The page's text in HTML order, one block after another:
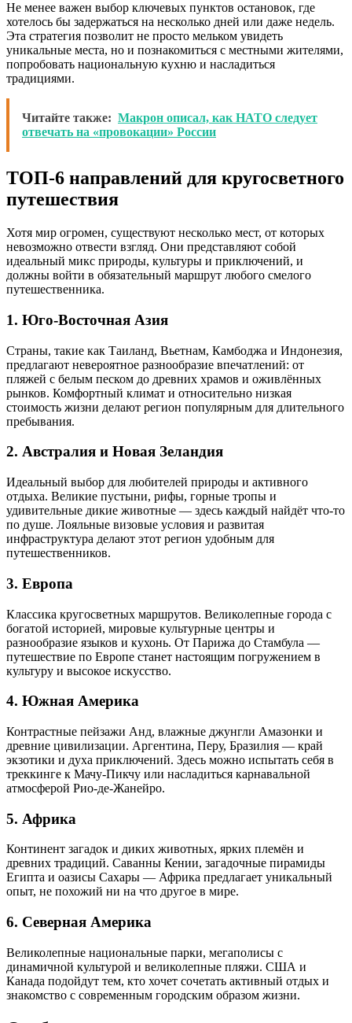
Не менее важен выбор ключевых пунктов остановок, где
хотелось бы задержаться на несколько дней или даже недель.
Эта стратегия позволит не просто мельком увидеть
уникальные места, но и познакомиться с местными жителями,
попробовать национальную кухню и насладиться
традициями.
Читайте также: Макрон описал, как НАТО следует
отвечать на «провокации» России
ТОП-6 направлений для кругосветного
путешествия
Хотя мир огромен, существуют несколько мест, от которых
невозможно отвести взгляд. Они представляют собой
идеальный микс природы, культуры и приключений, и
должны войти в обязательный маршрут любого смелого
путешественника.
1. Юго-Восточная Азия
Страны, такие как Таиланд, Вьетнам, Камбоджа и Индонезия,
предлагают невероятное разнообразие впечатлений: от
пляжей с белым песком до древних храмов и оживлённых
рынков. Комфортный климат и относительно низкая
стоимость жизни делают регион популярным для длительного
пребывания.
2. Австралия и Новая Зеландия
Идеальный выбор для любителей природы и активного
отдыха. Великие пустыни, рифы, горные тропы и
удивительные дикие животные — здесь каждый найдёт что-то
по душе. Лояльные визовые условия и развитая
инфраструктура делают этот регион удобным для
путешественников.
3. Европа
Классика кругосветных маршрутов. Великолепные города с
богатой историей, мировые культурные центры и
разнообразие языков и кухонь. От Парижа до Стамбула —
путешествие по Европе станет настоящим погружением в
культуру и высокое искусство.
4. Южная Америка
Контрастные пейзажи Анд, влажные джунгли Амазонки и
древние цивилизации. Аргентина, Перу, Бразилия — край
экзотики и духа приключений. Здесь можно испытать себя в
треккинге к Мачу-Пикчу или насладиться карнавальной
атмосферой Рио-де-Жанейро.
5. Африка
Континент загадок и диких животных, ярких племён и
древних традиций. Саванны Кении, загадочные пирамиды
Египта и оазисы Сахары — Африка предлагает уникальный
опыт, не похожий ни на что другое в мире.
6. Северная Америка
Великолепные национальные парки, мегаполисы с
динамичной культурой и великолепные пляжи. США и
Канада подойдут тем, кто хочет сочетать активный отдых и
знакомство с современным городским образом жизни.